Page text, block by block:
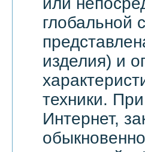
глобальной
изделия) и
техники.
Интернет,